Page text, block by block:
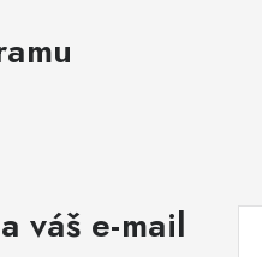
váš e-mail